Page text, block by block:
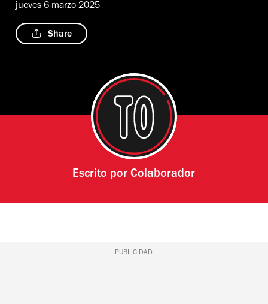
jueves 6 marzo 2025
Share
Escrito porColaborador
PUBLICIDAD